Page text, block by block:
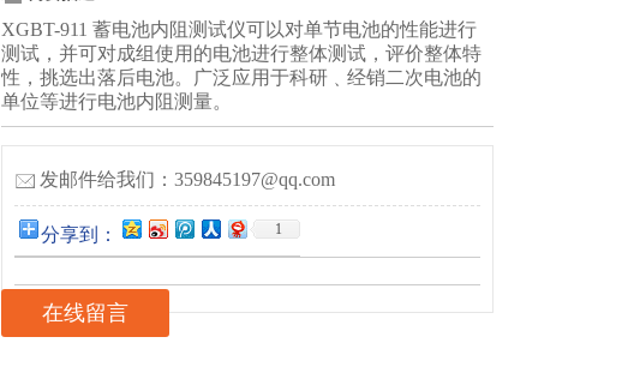
XGBT-911 蓄电池内阻测试仪可以对单节电池的性能进行
测试，并可对成组使用的电池进行整体测试，评价整体特
性，挑选出落后电池。广泛应用于科研﹑经销二次电池的
单位等进行电池内阻测量。
发邮件给我们：359845197@qq.com
分享到： 1
在线留言